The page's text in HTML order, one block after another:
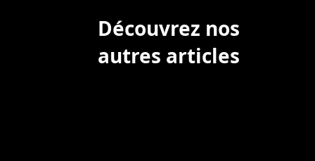
Découvrez nos
autres articles